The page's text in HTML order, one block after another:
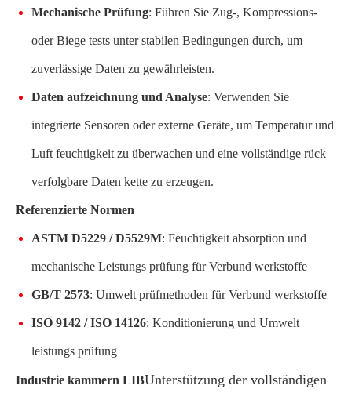
Mechanische Prüfung: Führen Sie Zug-, Kompressions-
oder Biege tests unter stabilen Bedingungen durch, um
zuverlässige Daten zu gewährleisten.
Daten aufzeichnung und Analyse: Verwenden Sie
integrierte Sensoren oder externe Geräte, um Temperatur und
Luft feuchtigkeit zu überwachen und eine vollständige rück
verfolgbare Daten kette zu erzeugen.
Referenzierte Normen
ASTM D5229 / D5529M: Feuchtigkeit absorption und
mechanische Leistungs prüfung für Verbund werkstoffe
GB/T 2573: Umwelt prüfmethoden für Verbund werkstoffe
ISO 9142 / ISO 14126: Konditionierung und Umwelt
leistungs prüfung
Industrie kammern LIBUnterstützung der vollständigen